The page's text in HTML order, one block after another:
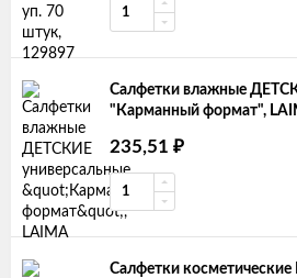
Салфетки влажные
"Карманный формат",
235,51 ₽
Салфетки косметические